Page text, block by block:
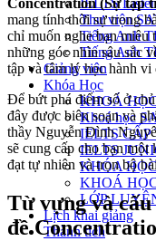
IELTS
Thư viện
Tiếng Anh
Tiếng Anh
Giảng viên
Khóa Học
KHOÁ
Khoá học
IELTS CẤP
IELTS
KHÓA
KHOÁ
LỚP
Lịch khai giảng
Thành tích
Concentration (Sự tập
mang tính thời sự trong
chỉ muốn nghe bạn miêu
những góc nhìn sâu sắc
tập và tâm lý học hành
Để bứt phá điểm số ở
đây được biên soạn và
thầy Nguyễn Đình
sẽ cung cấp cho bạn
đạt tự nhiên và trọn bộ
Từ vựng và
đề